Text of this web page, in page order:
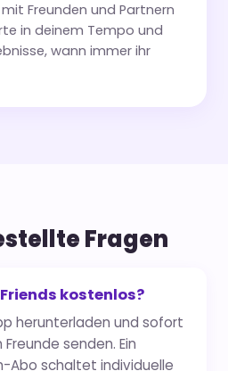
Freunden und Partnern
in deinem Tempo und
wann immer ihr
Fragen
kostenlos?
herunterladen und sofort
senden. Ein
Abo schaltet individuelle